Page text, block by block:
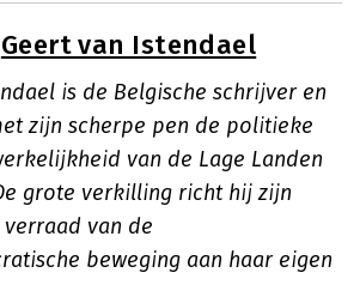
Geert van Istendael
is de Belgische schrijver en
zijn scherpe pen de politieke
van de Lage Landen
grote verkilling richt hij zijn
van de
beweging aan haar eigen